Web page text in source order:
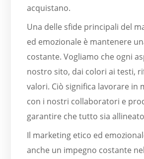
acquistano.
Una delle sfide principali del
ed emozionale è mantenere
costante. Vogliamo che ogni
nostro sito, dai colori ai testi,
valori. Ciò significa lavorare in
con i nostri collaboratori e
garantire che tutto sia
Il marketing etico ed
anche un impegno costante